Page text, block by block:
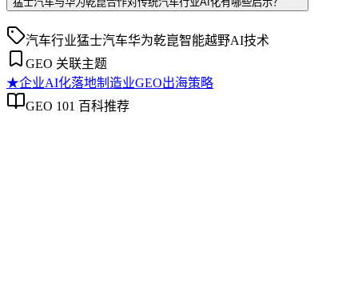
汽车行业猛士汽车华为乾崑智能越野AI技术
GEO 关联主题
★企业AI化落地制造业GEO出海策略
GEO 101 百科推荐